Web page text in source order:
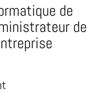
de
de